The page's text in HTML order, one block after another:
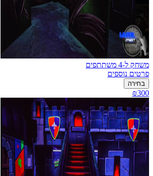
משחק ל-4 משתתפים
פרטים נוספים
בחירה
₪300